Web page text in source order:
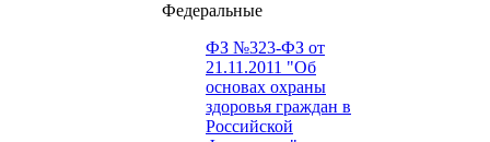
Федеральные
ФЗ №323-ФЗ от
21.11.2011 "Об
основах охраны
здоровья граждан в
Российской